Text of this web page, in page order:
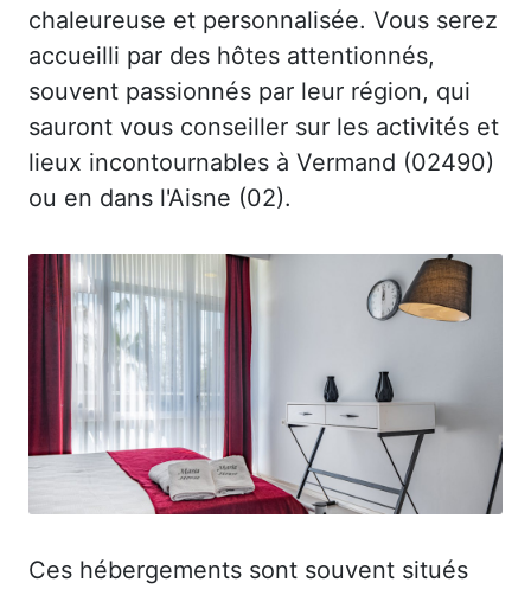
chaleureuse et personnalisée. Vous serez
accueilli par des hôtes attentionnés,
souvent passionnés par leur région, qui
sauront vous conseiller sur les activités et
lieux incontournables à Vermand (02490)
ou en dans l'Aisne (02).
Ces hébergements sont souvent situés